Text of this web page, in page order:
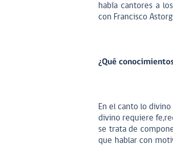
había cantores a
con Francisco
¿Qué
En el canto lo
divino requiere
se trata de
que hablar con